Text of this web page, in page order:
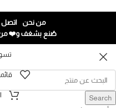
من نحن
اتصل
صُنع بشغف و❤️
Search